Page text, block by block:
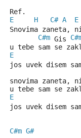
Ref.
E
H C# A E
Snovima zaneta,
C#m Gis
u tebe sam se
E
jos uvek disem
snovima zaneta,
u tebe sam se
E
jos uvek disem
C#m G#